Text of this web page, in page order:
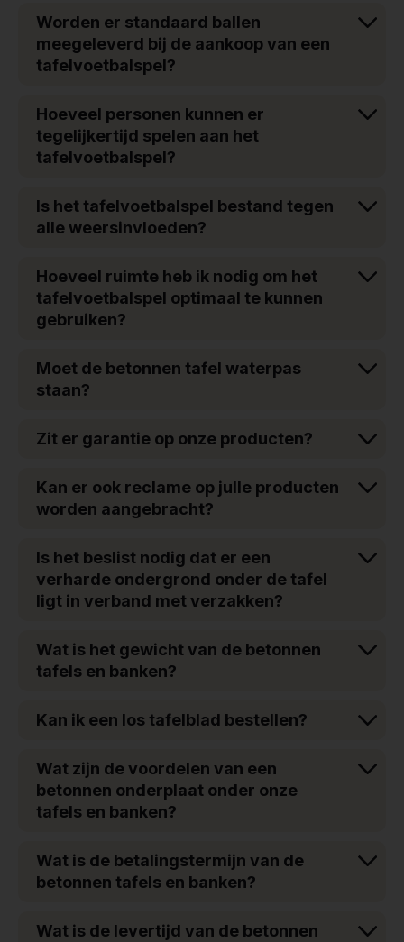
Worden er standaard ballen
meegeleverd bij de aankoop van een
tafelvoetbalspel?
Hoeveel personen kunnen er
tegelijkertijd spelen aan het
tafelvoetbalspel?
Is het tafelvoetbalspel bestand tegen
alle weersinvloeden?
Hoeveel ruimte heb ik nodig om het
tafelvoetbalspel optimaal te kunnen
gebruiken?
Moet de betonnen tafel waterpas
staan?
Zit er garantie op onze producten?
Kan er ook reclame op julle producten
worden aangebracht?
Is het beslist nodig dat er een
verharde ondergrond onder de tafel
ligt in verband met verzakken?
Wat is het gewicht van de betonnen
tafels en banken?
Kan ik een los tafelblad bestellen?
Wat zijn de voordelen van een
betonnen onderplaat onder onze
tafels en banken?
Wat is de betalingstermijn van de
betonnen tafels en banken?
Wat is de levertijd van de betonnen